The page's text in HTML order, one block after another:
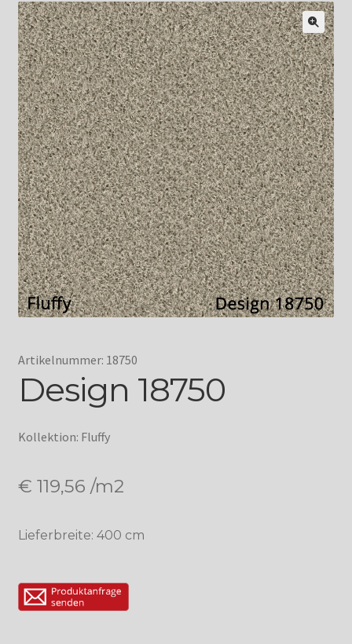
Artikelnummer: 18750
Design 18750
Kollektion: Fluffy
€ 119,56 /m2
Lieferbreite: 400 cm